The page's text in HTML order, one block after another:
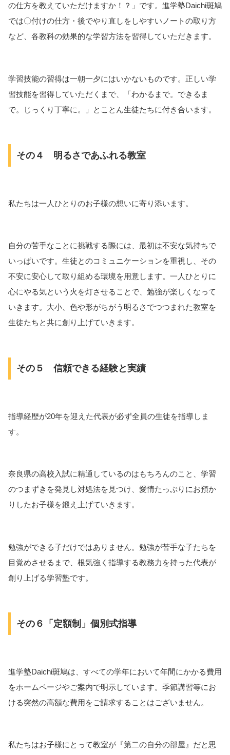
の仕方を教えていただけますか！？」です。進学塾Daichi斑鳩
では〇付けの仕方・後でやり直しをしやすいノートの取り方
など、各教科の効果的な学習方法を習得していただきます。
学習技能の習得は一朝一夕にはいかないものです。正しい学
習技能を習得していただくまで、「わかるまで。できるま
で。じっくり丁寧に。」とことん生徒たちに付き合います。
その４ 明るさであふれる教室
私たちは一人ひとりのお子様の想いに寄り添います。
自分の苦手なことに挑戦する際には、最初は不安な気持ちで
いっぱいです。生徒とのコミュニケーションを重視し、その
不安に安心して取り組める環境を用意します。一人ひとりに
心にやる気という火を灯させることで、勉強が楽しくなって
いきます。大小、色や形がちがう明るさでつつまれた教室を
生徒たちと共に創り上げていきます。
その５ 信頼できる経験と実績
指導経歴が20年を迎えた代表が必ず全員の生徒を指導しま
す。
奈良県の高校入試に精通しているのはもちろんのこと、学習
のつまずきを発見し対処法を見つけ、愛情たっぷりにお預か
りしたお子様を鍛え上げていきます。
勉強ができる子だけではありません。勉強が苦手な子たちを
目覚めさせるまで、根気強く指導する教務力を持った代表が
創り上げる学習塾です。
その６「定額制」個別式指導
進学塾Daichi斑鳩は、すべての学年において年間にかかる費用
をホームページやご案内で明示しています。季節講習等にお
ける突然の高額な費用をご請求することはございません。
私たちはお子様にとって教室が『第二の自分の部屋』だと思